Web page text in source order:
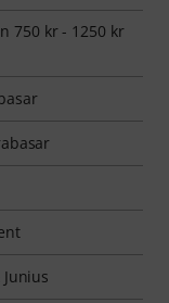
750 kr - 1250 kr